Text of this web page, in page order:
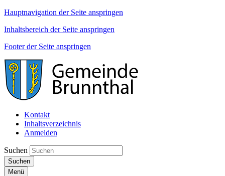
Hauptnavigation der Seite anspringen
Inhaltsbereich der Seite anspringen
Footer der Seite anspringen
Kontakt
Inhaltsverzeichnis
Anmelden
Suchen
Suchen
Menü